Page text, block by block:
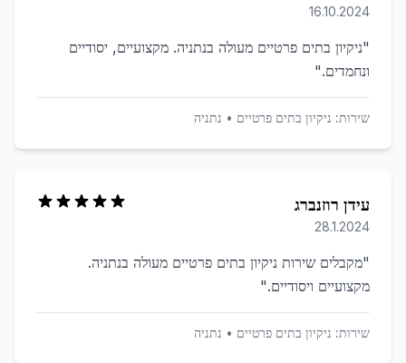
16.10.2024
"ניקיון בתים פרטיים מעולה בנתניה. מקצועיים, יסודיים
ונחמדים."
שירות: ניקיון בתים פרטיים • נתניה
עידן רוזנברג
28.1.2024
"מקבלים שירות ניקיון בתים פרטיים מעולה בנתניה.
מקצועיים ויסודיים."
שירות: ניקיון בתים פרטיים • נתניה